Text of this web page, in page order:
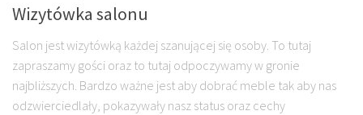
Wizytówka salonu
Salon jest wizytówką każdej szanującej się osoby. To tutaj
zapraszamy gości oraz to tutaj odpoczywamy w gronie
najbliższych. Bardzo ważne jest aby dobrać meble tak aby nas
odzwierciedlały, pokazywały nasz status oraz cechy